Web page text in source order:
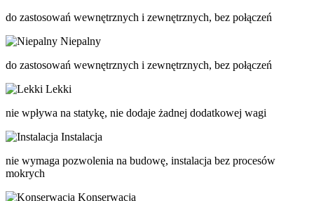
do zastosowań wewnętrznych i zewnętrznych, bez połączeń
Niepalny
do zastosowań wewnętrznych i zewnętrznych, bez połączeń
Lekki
nie wpływa na statykę, nie dodaje żadnej dodatkowej wagi
Instalacja
nie wymaga pozwolenia na budowę, instalacja bez procesów
mokrych
Konserwacja